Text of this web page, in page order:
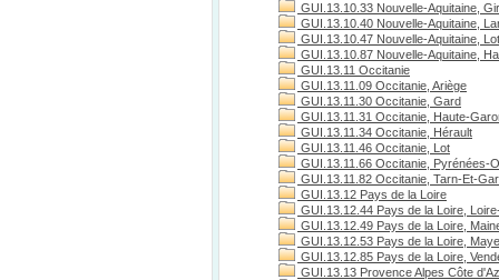
GUI.13.10.33 Nouvelle-Aquitaine,
GUI.13.10.40 Nouvelle-Aquitaine,
GUI.13.10.47 Nouvelle-Aquitaine,
GUI.13.10.87 Nouvelle-Aquitaine,
GUI.13.11 Occitanie
GUI.13.11.09 Occitanie, Ariège
GUI.13.11.30 Occitanie, Gard
GUI.13.11.31 Occitanie, Haute-
GUI.13.11.34 Occitanie, Hérault
GUI.13.11.46 Occitanie, Lot
GUI.13.11.66 Occitanie, Pyrénées-
GUI.13.11.82 Occitanie, Tarn-Et-
GUI.13.12 Pays de la Loire
GUI.13.12.44 Pays de la Loire,
GUI.13.12.49 Pays de la Loire,
GUI.13.12.53 Pays de la Loire,
GUI.13.12.85 Pays de la Loire,
GUI.13.13 Provence Alpes Côte